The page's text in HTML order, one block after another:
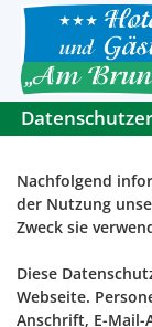
Nachfolgend
der Nutzung
Zweck sie
Diese
Webseite.
Anschrift, E-Mail-